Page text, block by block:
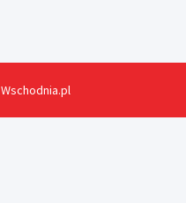
Wschodnia.pl